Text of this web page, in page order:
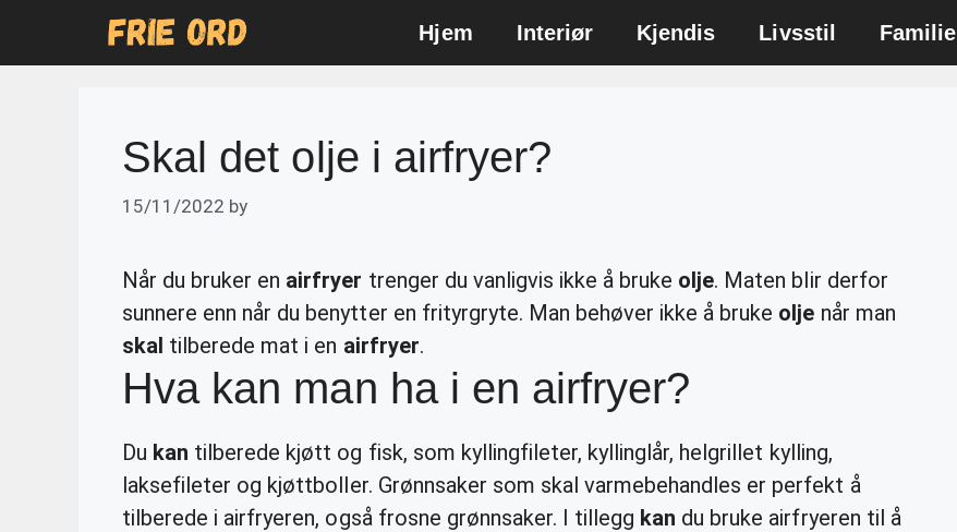
Hjem Interiør Kjendis Livsstil Familie
Skal det olje i airfryer?
15/11/2022 by
Når du bruker en airfryer trenger du vanligvis ikke å bruke olje. Maten blir derfor
sunnere enn når du benytter en frityrgryte. Man behøver ikke å bruke olje når man
skal tilberede mat i en airfryer.
Hva kan man ha i en airfryer?
Du kan tilberede kjøtt og fisk, som kyllingfileter, kyllinglår, helgrillet kylling,
laksefileter og kjøttboller. Grønnsaker som skal varmebehandles er perfekt å
tilberede i airfryeren, også frosne grønnsaker. I tillegg kan du bruke airfryeren til å